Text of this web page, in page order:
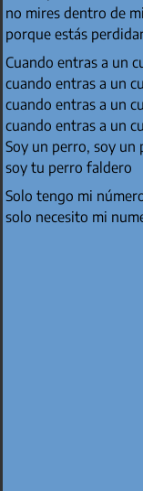
no mires dentro de
porque estás
Cuando entras a un
cuando entras a un
cuando entras a un
cuando entras a un
Soy un perro, soy un
soy tu perro faldero
Solo tengo mi
solo necesito mi